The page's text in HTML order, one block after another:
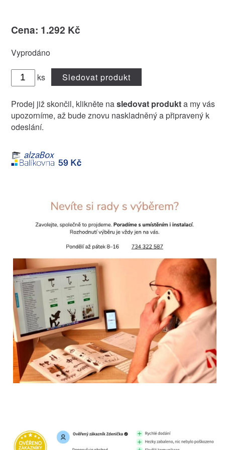
Cena: 1.292 Kč
Vyprodáno
ks Sledovat produkt
Prodej již skončil, klikněte nasledovat produkta my vás
upozorníme, až bude znovu naskladněný a připravený k
odeslání.